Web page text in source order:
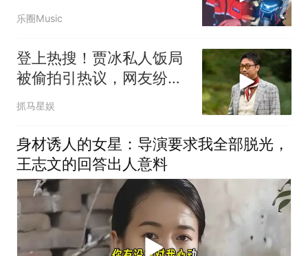
车，还为他购置15年保险
乐圈Music
登上热搜！贾冰私人饭局
被偷拍引热议，网友纷纷
指责偷拍者
抓马星娱
身材诱人的女星：导演要求我全部脱光，
王志文的回答出人意料